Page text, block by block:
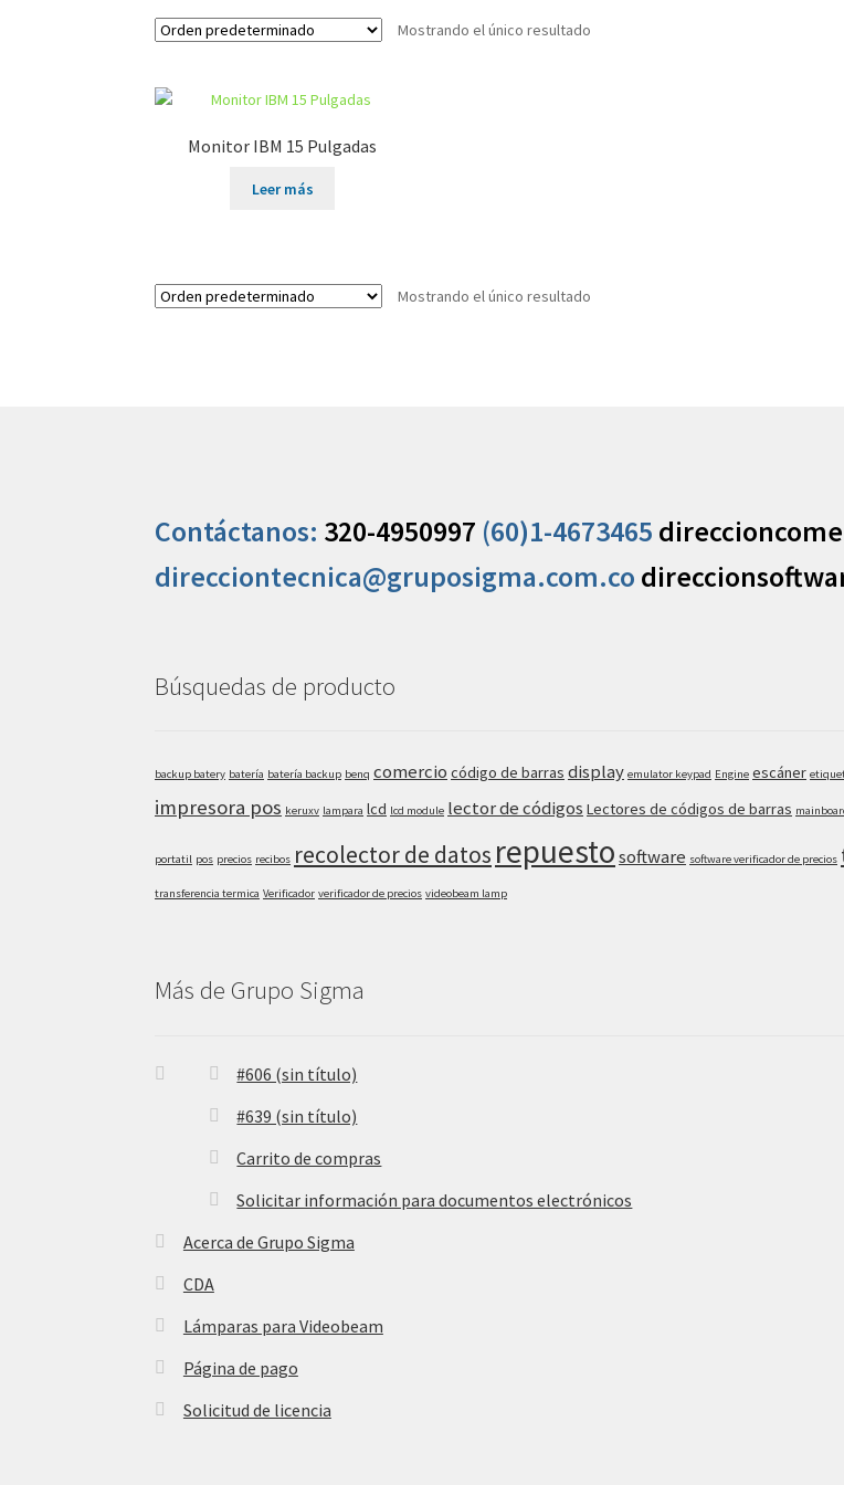
Mostrando el único resultado
Monitor IBM 15 Pulgadas
Leer más
Mostrando el único resultado
Contáctanos: 320-4950997 (60)1-4673465
direcciontecnica@gruposigma.com.co
Búsquedas de producto
backup batery batería batería backup benq comercio código de barras display emulator keypad Engine escáner
impresora pos keruxv lampara lcd lcd module lector de códigos Lectores de códigos de barras
portatil pos precios recibos recolector de datos repuestosoftware software verificador de precios
transferencia termica Verificador verificador de precios videobeam lamp
Más de Grupo Sigma
#606 (sin título)
#639 (sin título)
Carrito de compras
Solicitar información para documentos electrónicos
Acerca de Grupo Sigma
CDA
Lámparas para Videobeam
Página de pago
Solicitud de licencia